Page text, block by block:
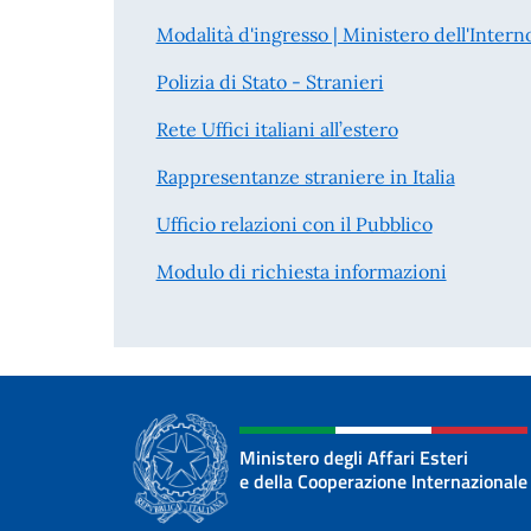
Modalità d'ingresso | Ministero
Polizia di Stato - Stranieri
Rete Uffici italiani all’estero
Rappresentanze straniere in Italia
Ufficio relazioni con il Pubblico
Modulo di richiesta informazioni
Ministero degli Affari Esteri
e della Cooperazione Internazionale